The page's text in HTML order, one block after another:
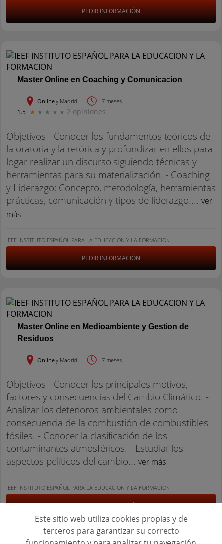
PEDIR INFORMACIÓN
Master Online en Coaching y Comunicacion
Online y Madrid 7 meses
1.5 ★ ★ ★ ★ ★ 2 opiniones
Objetivos - Conocer los fundamentos teóricos de
la oratoria y la retórica y profundizar en ellos para
logar realizar un discurso siguiendo técnicas y
herramientas para su materialización. - Coaching
y Liderazgo: Concepto, metodología, herramientas
prácticas, comunicación y tipos de liderazgo.... ver
más
IEEF INSTITUTO ESPAÑOL PARA LA EDUCACION Y LA FORMACION
PEDIR INFORMACIÓN
Master Online en Medioambiente y Gestion de
Residuos
Online y Madrid 7 meses
Objetivos - Conocer los principales motivos,
factores y consecuencias del Cambio Climático. -
Analizar los deterioros ambientales como
consecuencia de la combustión de combustibles
fósiles. - Conocer la clasificación de los
contaminantes atmosféricos. - Estudiar los
aspectos políticos del cambio... ver más
IEEF INSTITUTO ESPAÑOL PARA LA EDUCACION Y LA FORMACION
PEDIR INFORMACIÓN
Este sitio web utiliza cookies propias y de
terceros para garantizar su correcto